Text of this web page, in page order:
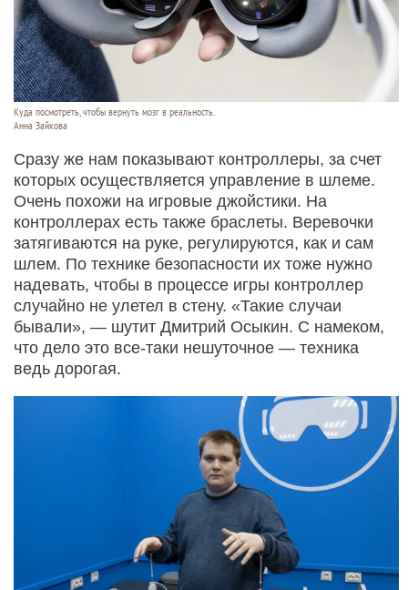
Куда посмотреть, чтобы вернуть мозг в реальность.
Анна Зайкова
Сразу же нам показывают контроллеры, за счет
которых осуществляется управление в шлеме.
Очень похожи на игровые джойстики. На
контроллерах есть также браслеты. Веревочки
затягиваются на руке, регулируются, как и сам
шлем. По технике безопасности их тоже нужно
надевать, чтобы в процессе игры контроллер
случайно не улетел в стену. «Такие случаи
бывали», — шутит Дмитрий Осыкин. С намеком,
что дело это все-таки нешуточное — техника
ведь дорогая.